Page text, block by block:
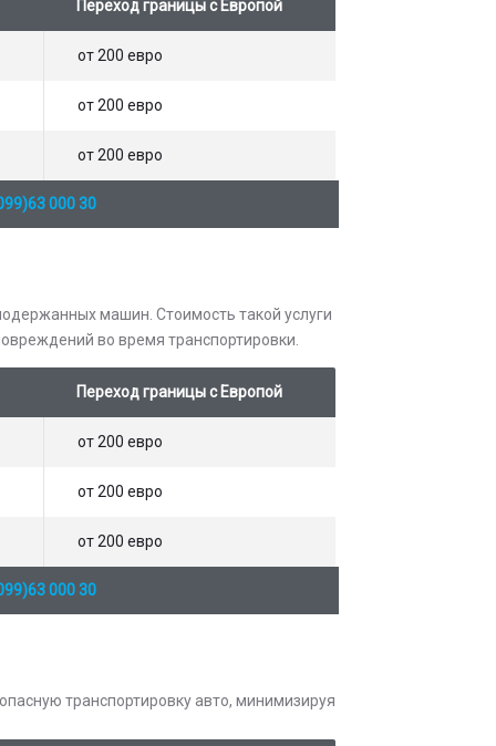
Переход границы с Европой
от 200 евро
от 200 евро
от 200 евро
000 30
машин. Стоимость такой услуги
во время транспортировки.
Переход границы с Европой
от 200 евро
от 200 евро
от 200 евро
000 30
транспортировку авто, минимизируя